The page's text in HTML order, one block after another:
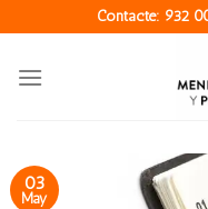
to
content
Contacte: 932
03
May